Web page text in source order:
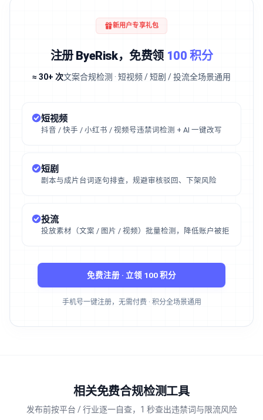
新用户专享礼包
注册 ByeRisk，免费领 100 积分
≈ 30+ 次文案合规检测 · 短视频 / 短剧 / 投流全场景通用
短视频
抖音 / 快手 / 小红书 / 视频号违禁词检测 + AI 一键改写
短剧
剧本与成片台词逐句排查，规避审核驳回、下架风险
投流
投放素材（文案 / 图片 / 视频）批量检测，降低账户被拒
免费注册 · 立领 100 积分
手机号一键注册，无需付费 · 积分全场景通用
相关免费合规检测工具
发布前按平台 / 行业逐一自查，1 秒查出违禁词与限流风险